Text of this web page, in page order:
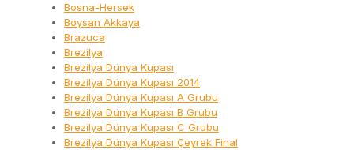
Bosna-Hersek
Boysan Akkaya
Brazuca
Brezilya
Brezilya Dünya Kupası
Brezilya Dünya Kupası 2014
Brezilya Dünya Kupası A Grubu
Brezilya Dünya Kupası B Grubu
Brezilya Dünya Kupası C Grubu
Brezilya Dünya Kupası Çeyrek Final